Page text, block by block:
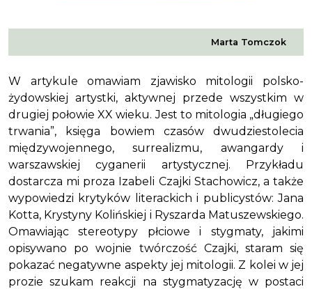
Marta Tomczok
W artykule omawiam zjawisko mitologii polsko-
żydowskiej artystki, aktywnej przede wszystkim w
drugiej połowie XX wieku. Jest to mitologia „długiego
trwania”, księga bowiem czasów dwudziestolecia
międzywojennego, surrealizmu, awangardy i
warszawskiej cyganerii artystycznej. Przykładu
dostarcza mi proza Izabeli Czajki Stachowicz, a także
wypowiedzi krytyków literackich i publicystów: Jana
Kotta, Krystyny Kolińskiej i Ryszarda Matuszewskiego.
Omawiając stereotypy płciowe i stygmaty, jakimi
opisywano po wojnie twórczość Czajki, staram się
pokazać negatywne aspekty jej mitologii. Z kolei w jej
prozie szukam reakcji na stygmatyzację w postaci